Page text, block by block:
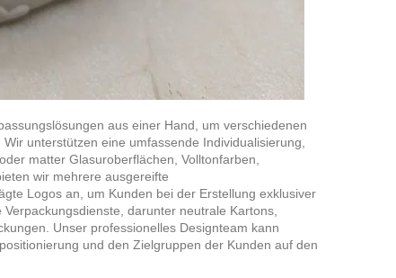
aus einer Hand, um verschiedenen
unterstützen eine umfassende Individualisierung,
matter Glasuroberflächen, Volltonfarben,
wir mehrere ausgereifte
Logos an, um Kunden bei der Erstellung exklusiver
darunter neutrale Kartons,
Unser professionelles Designteam kann
und den Zielgruppen der Kunden auf den